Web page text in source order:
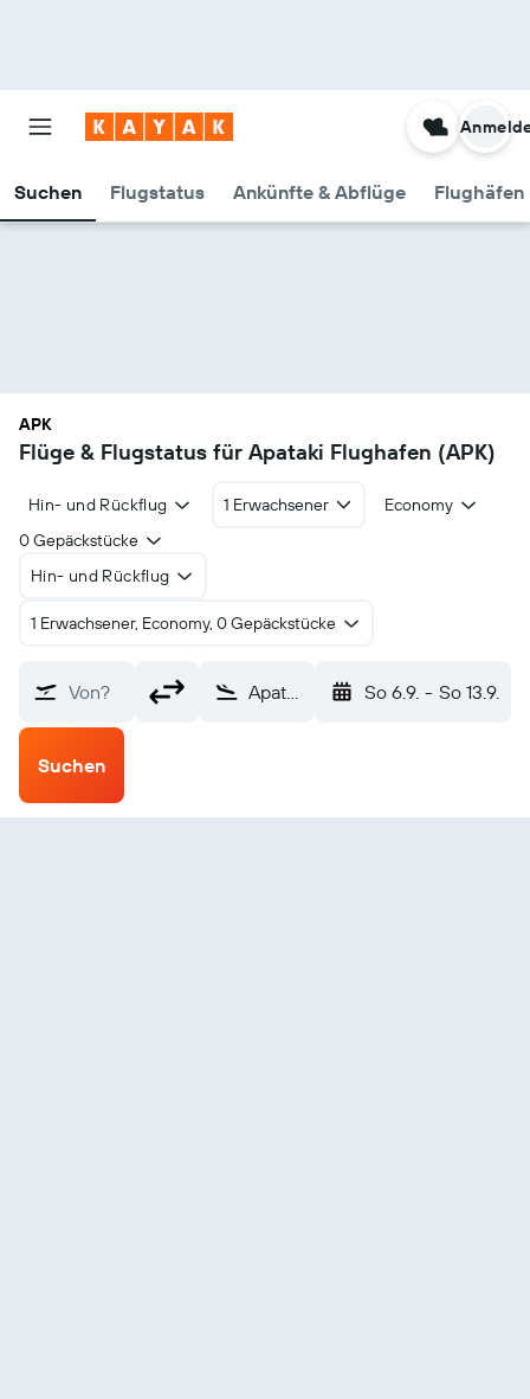
Suchen Flugstatus Ankünfte & Abflüge Flughäfen
APK
Flüge & Flugstatus für Apataki Flughafen (APK)
Hin- und Rückflug 1 Erwachsener
Economy
0 Gepäckstücke
Hin- und Rückflug
1 Erwachsener, Economy, 0 Gepäckstücke
Von? Apataki (APK) So 6.9. - So 13.9.
Suchen